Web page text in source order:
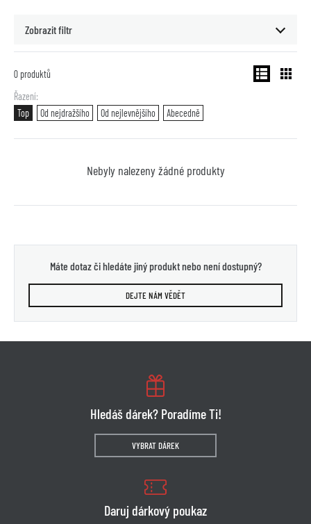
Zobrazit filtr
0 produktů
Řazení
Top
Od nejdražšího Od nejlevnějšího Abecedně
Nebyly nalezeny žádné produkty
Máte dotaz či hledáte jiný produkt nebo není dostupný?
DEJTE NÁM VĚDĚT
Hledáš dárek? Poradíme Ti!
VYBRAT DÁREK
Daruj dárkový poukaz